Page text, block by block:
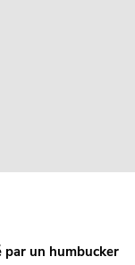
par un humbucker